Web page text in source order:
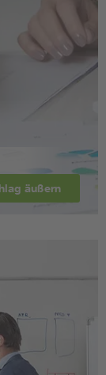
äußern